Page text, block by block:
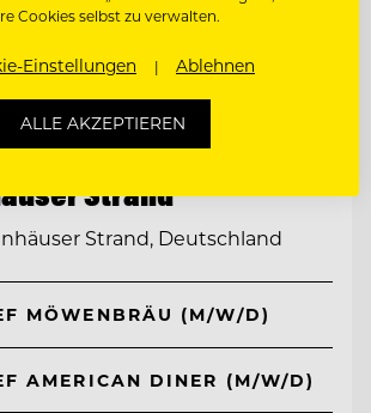
Freizeitpark
Strand
Strand, Deutschland
MÖWENBRÄU (M/W/D)
AMERICAN DINER (M/W/D)
Cookies selbst zu verwalten.
Einstellungen Ablehnen
ALLE AKZEPTIEREN